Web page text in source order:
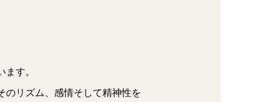
す。
のリズム、感情そして精神性を